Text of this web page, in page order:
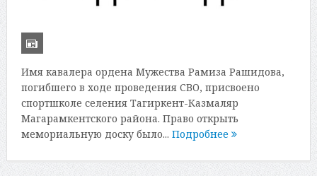
Имя кавалера ордена Мужества Рамиза Рашидова,
погибшего в ходе проведения СВО, присвоено
спортшколе селения Тагиркент-Казмаляр
Магарамкентского района. Право открыть
мемориальную доску было... Подробнее